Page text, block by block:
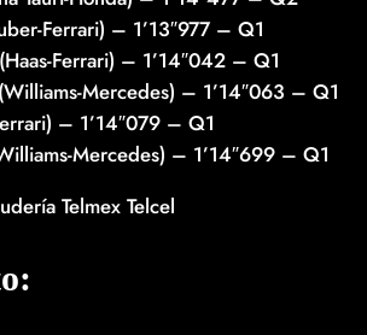
Ferrari) – 1’13″977 – Q1
Ferrari) – 1’14″042 – Q1
Mercedes) – 1’14″063 – Q1
– 1’14″079 – Q1
Mercedes) – 1’14″699 – Q1
Telmex Telcel